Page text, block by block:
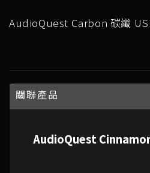
AudioQuest Carbon 碳纖
關聯產品
AudioQuest